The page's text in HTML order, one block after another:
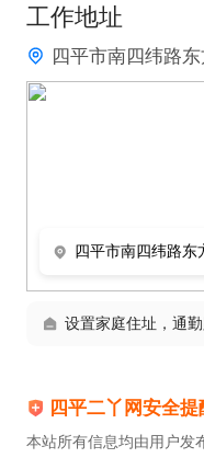
工作地址
四平市南四纬路
四平市南四纬路
设置家庭住址，通
四平二丫网安全提
本站所有信息均由用户发